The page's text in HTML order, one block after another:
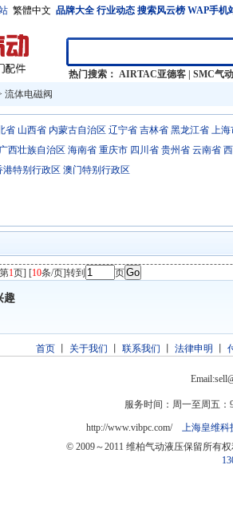
繁體中文 品牌大全 行业动态 搜索风云榜 WAP手机
热门搜索： AIRTAC亚德客
SMC气动
流体电磁阀
省 山西省 内蒙古自治区 辽宁省 吉林省 黑龙江省 上海
广西壮族自治区 海南省 重庆市 四川省 贵州省 云南省
港特别行政区 澳门特别行政区
1页] [10条/页]转到 页
趣
首页丨 关于我们 联系我们 法律申明
服务时间：周一至周五：
http://www.vibpc.com/ 上海皇维科
© 2009～2011 维柏气动液压保留所有